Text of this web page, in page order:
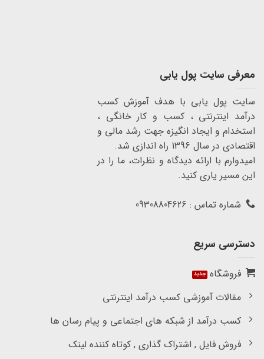
معرفی سایت پول یابی
سایت پول یابی با هدف آموزش کسب
درآمد اینترنتی ، کسب و کار خانگی ،
استخدام و ایجاد انگیزه جهت رشد مالی و
اقتصادی در سال 1396 راه اندازی شد.
امیدوارم با ارائه دیدگاه و نظرات، ما را در
این مسیر یاری کنید.
شماره تماس : 09308804626
دسترسی سریع
فروشگاه
مقالات آموزشی کسب درآمد اینترنتی
کسب درآمد از شبکه های اجتماعی و پیام رسان ها
فروش فایل , اشتراک گذاری , کوتاه کننده لینک